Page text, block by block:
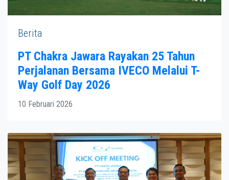
Berita
PT Chakra Jawara Rayakan 25 Tahun
Perjalanan Bersama IVECO Melalui T-
Way Golf Day 2026
10 Februari 2026